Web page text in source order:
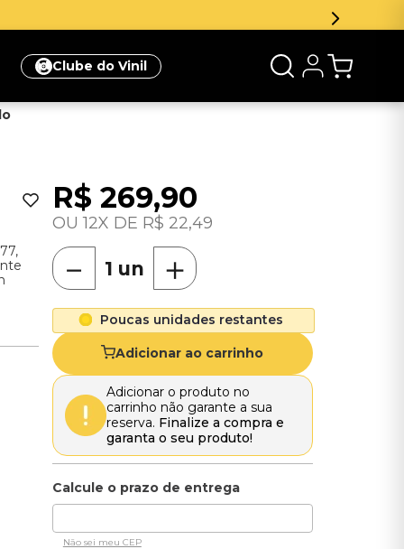
Clube do Vinil
R$ 269,90
12 R$ 22,49
＋
－
Poucas unidades restantes
Adicionar ao carrinho
Adicionar o produto no
carrinho não garante a sua
reserva. Finalize a compra e
garanta o seu produto!
Não sei meu CEP